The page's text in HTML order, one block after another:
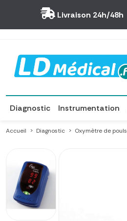
Livraison 24h/48h
Diagnostic Instrumentation
Accueil Diagnostic Oxymètre de pouls
Panneau de gestion des cookies